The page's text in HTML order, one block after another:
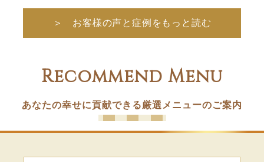
＞ お客様の声と症例をもっと読む
Recommend Menu
あなたの幸せに貢献できる厳選メニューのご案内